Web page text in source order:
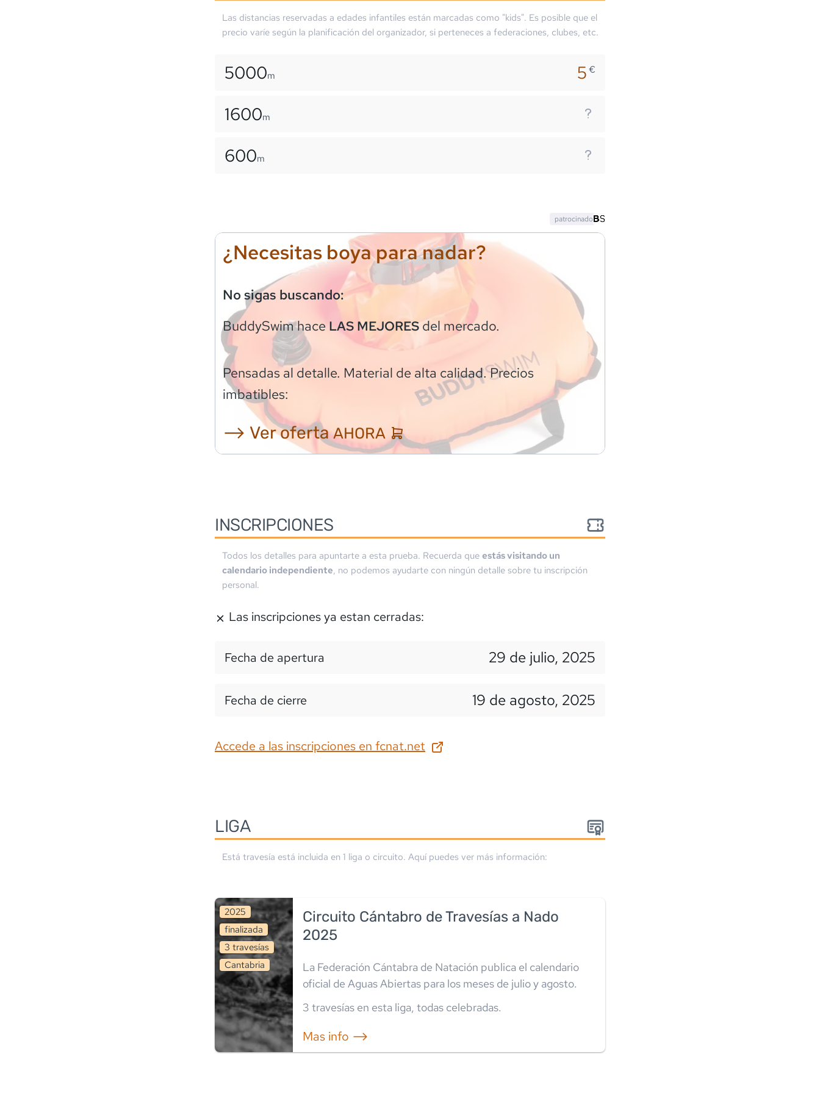
Las distancias reservadas a edades infantiles están marcadas como "kids". Es posible que el
precio varíe según la planificación del organizador, si perteneces a federaciones, clubes, etc.
5000m 5€
1600m
600m
¿Necesitas boya para nadar?
No sigas buscando:
BuddySwimhaceLAS MEJORESdel mercado.
Pensadas al detalle. Material de alta calidad. Precios
imbatibles:
⟶ Ver ofertaAHORA
patrocinado
INSCRIPCIONES
Todos los detalles para apuntarte a esta prueba. Recuerda que estás visitando un
calendario independiente, no podemos ayudarte con ningún detalle sobre tu inscripción
personal.
Las inscripciones ya estan cerradas:
Fecha de apertura 29 de julio, 2025
Fecha de cierre 19 de agosto, 2025
Accede a las inscripciones en fcnat.net
LIGA
Está travesía está incluida en 1 liga o circuito. Aquí puedes ver más información:
2025
finalizada
3 travesías
Cantabria
Circuito Cántabro de Travesías a Nado
2025
La Federación Cántabra de Natación publica el calendario
oficial de Aguas Abiertas para los meses de julio y agosto.
3 travesías en esta liga, todas celebradas.
Mas info ⟶